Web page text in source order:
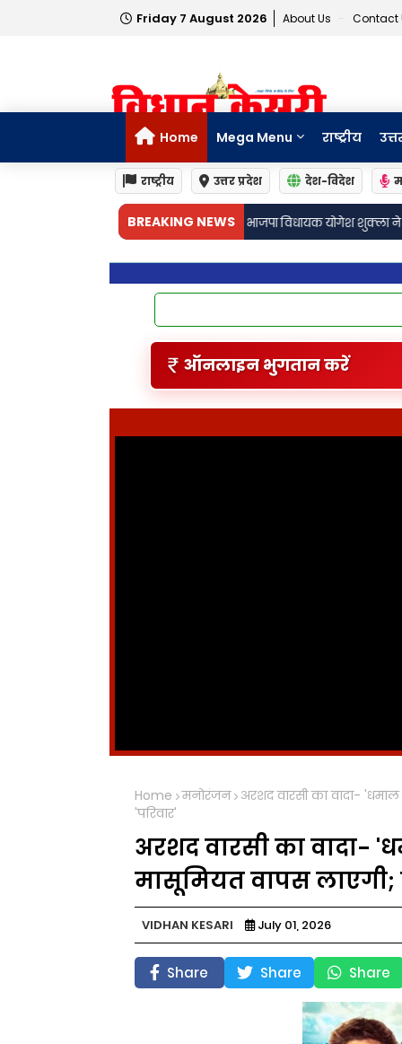
Friday 7 August 2026 About Us Contact
Home Mega Menu राष्ट्रीय
राष्ट्रीय उत्तर प्रदेश देश-विदेश
BREAKING NEWS
लखनऊ: भाजपा विधायक योगेश शुक्ला ने गुरु रविदास जी की जयंती पर
ऑनलाइन भुगतान करें
Home मनोरंजन
अरशद वारसी का वादा-
'परिवार'
अरशद वारसी का वादा-
मासूमियत वापस लाएगी;
VIDHAN KESARI July 01, 2026
Share Share Share